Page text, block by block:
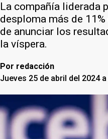
La compañía liderada
desploma más de
de anunciar los
la víspera.
Por redacción
Jueves 25 de abril del 2024